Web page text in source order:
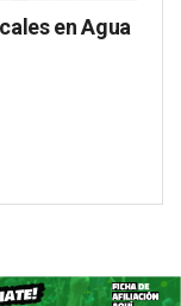
en Agua